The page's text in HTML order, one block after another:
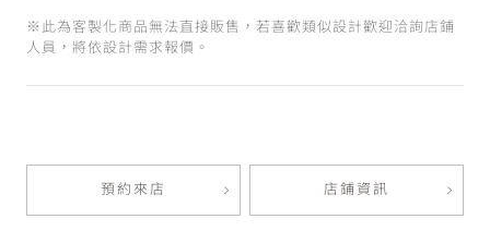
※此為客製化商品無法直接販售，若喜歡類似設計歡迎洽詢店鋪
人員，將依設計需求報價。
預約來店 店鋪資訊